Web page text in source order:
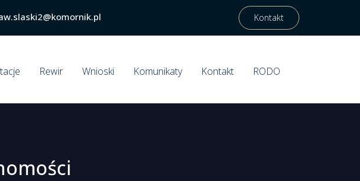
Kontakt
Rewir Wnioski Komunikaty Kontakt RODO